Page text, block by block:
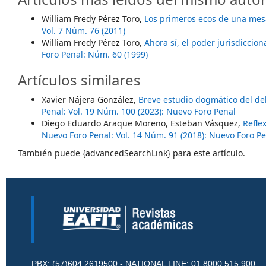
William Fredy Pérez Toro, Los primeros ecos de una
Vol. 7 Núm. 76 (2011)
William Fredy Pérez Toro, Ahora sí, el poder
Foro Penal: Núm. 60 (1999)
Artículos similares
Xavier Nájera González, Breve estudio dogmático del
Penal: Vol. 19 Núm. 100 (2023): Nuevo Foro Penal
Diego Eduardo Araque Moreno, Esteban Vásquez,
Nuevo Foro Penal: Vol. 14 Núm. 91 (2018): Nuevo Foro
También puede {advancedSearchLink} para este artículo.
PBX: (57)604 2619500 - NATIONAL LINE: 01 8000 515 900